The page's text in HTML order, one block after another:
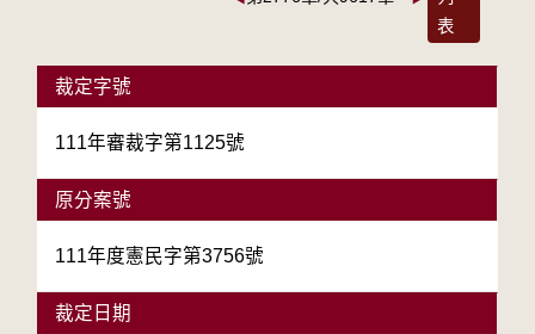
表
裁定字號
111年審裁字第1125號
原分案號
111年度憲民字第3756號
裁定日期